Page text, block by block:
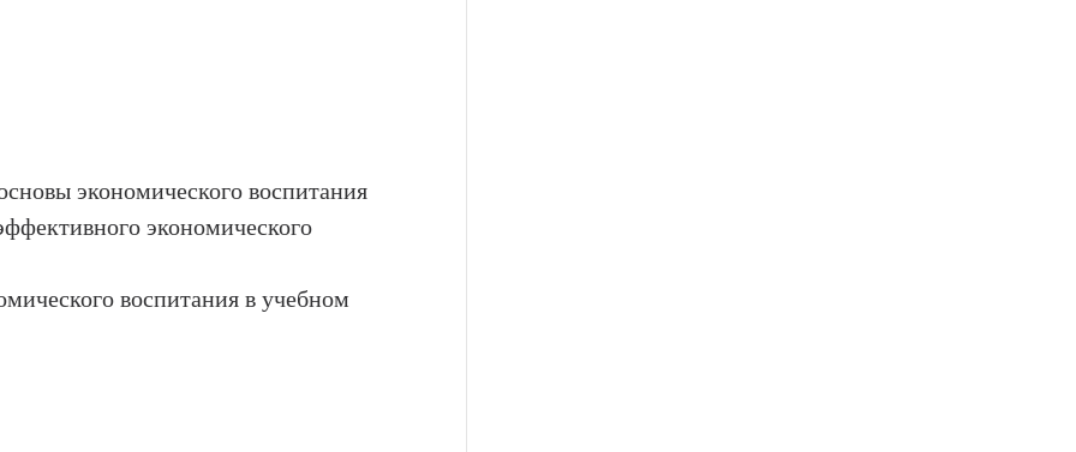
экономического воспитания
экономического
воспитания в учебном